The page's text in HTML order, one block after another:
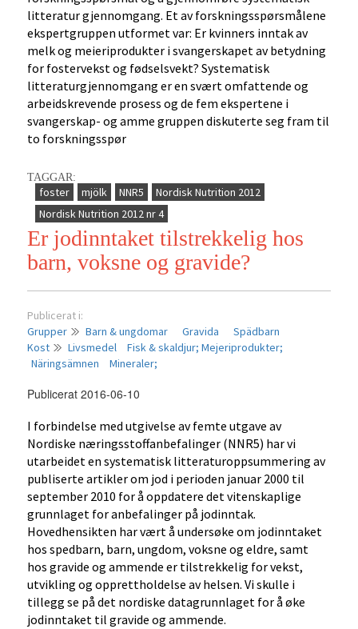
litteratur gjennomgang. Et av forskningsspørsmålene
ekspertgruppen utformet var: Er kvinners inntak av
melk og meieriprodukter i svangerskapet av betydning
for fostervekst og fødselsvekt? Systematisk
litteraturgjennomgang er en svært omfattende og
arbeidskrevende prosess og de fem ekspertene i
svangerskap- og amme gruppen diskuterte seg fram til
to forskningsspør
TAGGAR:
foster mjölk NNR5
Nordisk Nutrition 2012
Nordisk Nutrition 2012 nr 4
Er jodinntaket tilstrekkelig hos
barn, voksne og gravide?
Publicerat i:
Grupper
Barn & ungdomar Gravida
Spädbarn
Kost
Livsmedel Fisk & skaldjur;Mejeriprodukter;
Näringsämnen
Mineraler;
Publicerat 2016-06-10
I forbindelse med utgivelse av femte utgave av
Nordiske næringsstoffanbefalinger (NNR5) har vi
utarbeidet en systematisk litteraturoppsummering av
publiserte artikler om jod i perioden januar 2000 til
september 2010 for å oppdatere det vitenskaplige
grunnlaget for anbefalinger på jodinntak.
Hovedhensikten har vært å undersøke om jodinntaket
hos spedbarn, barn, ungdom, voksne og eldre, samt
hos gravide og ammende er tilstrekkelig for vekst,
utvikling og opprettholdelse av helsen. Vi skulle i
tillegg se på det nordiske datagrunnlaget for å øke
jodinntaket til gravide og ammende.